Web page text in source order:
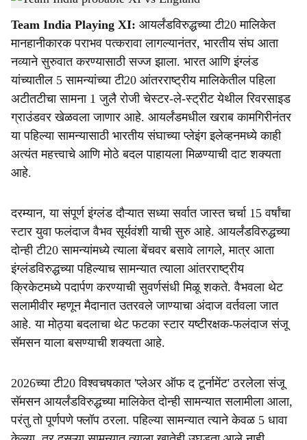
a
r
e
Team India Playing XI: आयर्लंडविरुद्धच्या टी20 मालिकेत
मानहानीकारक पराभव पत्करावा लागल्यानंतर, भारतीय संघ आता
नव्याने सुरुवात करण्यासाठी सज्ज झाला. भारत आणि इंग्लंड
यांच्यातील 5 सामन्यांच्या टी20 आंतरराष्ट्रीय मालिकेतील पहिला
अटीतटीचा सामना 1 जुलै रोजी चेस्टर-ले-स्ट्रीट येथील रिवरसाइड
ग्राउंडवर खेळवला जाणार आहे. आयर्लंडमधील खराब कामगिरीनंतर
या पहिल्या सामन्यासाठी भारतीय संघाच्या प्लेइंग इलेव्हनमध्ये काही
अत्यंत महत्त्वाचे आणि मोठे बदल पाहायला मिळण्याची दाट शक्यता
आहे.
दरम्यान, या संपूर्ण इंग्लंड दौऱ्यात सध्या सर्वात जास्त चर्चा 15 वर्षांचा
स्टार युवा फलंदाज वैभव सूर्यवंशी याची सुरु आहे. आयर्लंडविरुद्धच्या
दोन्ही टी20 सामन्यांमध्ये त्याला बेंचवर बसावे लागले, मात्र आता
इंग्लंडविरुद्धच्या पहिल्याच सामन्यात त्याला आंतरराष्ट्रीय
क्रिकेटमध्ये पदार्पण करण्याची सुवर्णसंधी मिळू शकते. वैभवला थेट
सलामीवीर म्हणून मैदानात उतरवले जाण्याचा अंदाज वर्तवला जात
आहे. या मोठ्या बदलाचा थेट फटका स्टार यष्टीरक्षक-फलंदाज संजू
सॅमसन याला बसण्याची शक्यता आहे.
2026च्या टी20 विश्वचषकात 'प्लेअर ऑफ द टूर्नामेंट' ठरलेला संजू
सॅमसन आयर्लंडविरुद्धच्या मालिकेत दोन्ही सामन्यात सलामीला आला,
परंतु तो पूर्णपणे फ्लॉप ठरला. पहिल्या सामन्यात त्याने केवळ 5 धावा